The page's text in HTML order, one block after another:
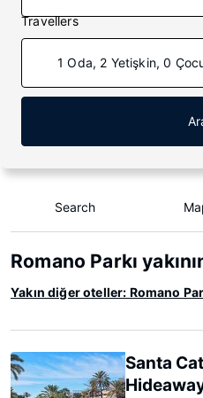
Travellers
1 Oda, 2 Yetişkin, 0
Search
Romano Parkı
Yakın diğer oteller: Romano
Santa